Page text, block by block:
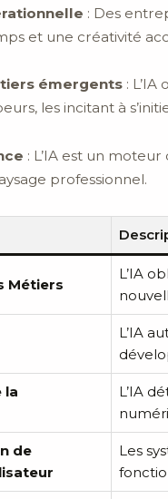
: Des
et une créativité
émergents :
les incitant à
: L’IA est un
professionnel.
Métiers
L’IA
L’IA
la
L’IA
de
Les